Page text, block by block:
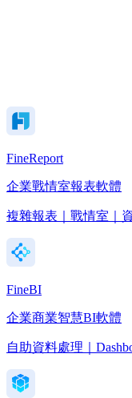
FineReport
企業戰情室報表軟體
複雜報表｜戰情室｜
FineBI
企業商業智慧BI軟體
自助資料處理｜